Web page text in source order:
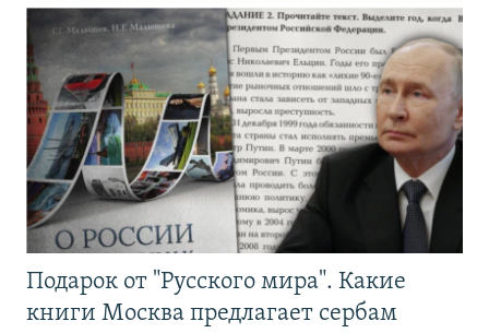
Подарок от "Русского мира". Какие
книги Москва предлагает сербам